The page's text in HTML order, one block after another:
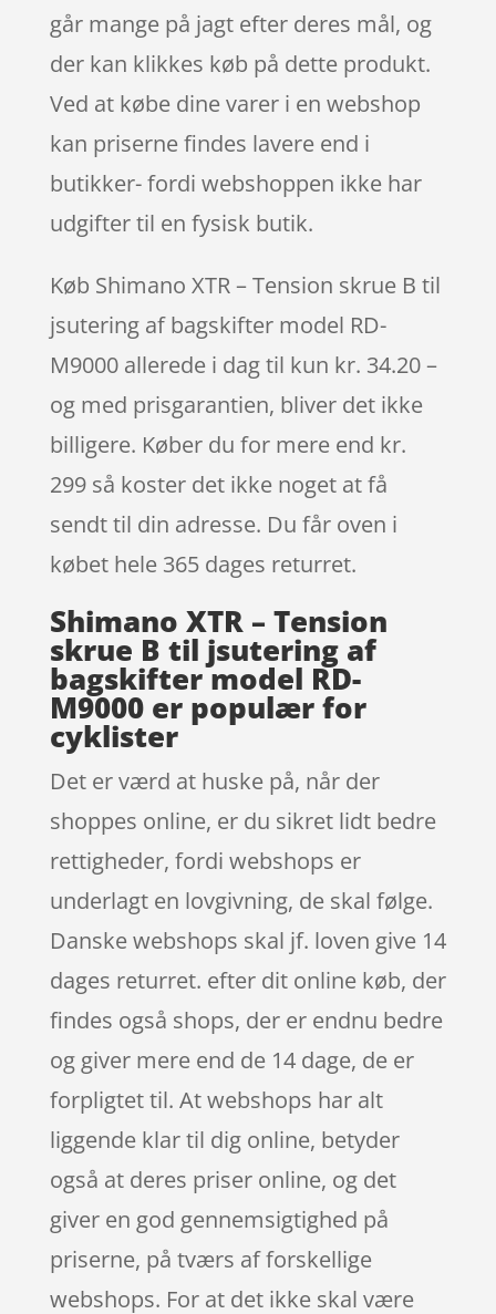
går mange på jagt efter deres mål, og
der kan klikkes køb på dette produkt.
Ved at købe dine varer i en webshop
kan priserne findes lavere end i
butikker- fordi webshoppen ikke har
udgifter til en fysisk butik.
Køb Shimano XTR – Tension skrue B til
jsutering af bagskifter model RD-
M9000 allerede i dag til kun kr. 34.20 –
og med prisgarantien, bliver det ikke
billigere. Køber du for mere end kr.
299 så koster det ikke noget at få
sendt til din adresse. Du får oven i
købet hele 365 dages returret.
Shimano XTR – Tension
skrue B til jsutering af
bagskifter model RD-
M9000 er populær for
cyklister
Det er værd at huske på, når der
shoppes online, er du sikret lidt bedre
rettigheder, fordi webshops er
underlagt en lovgivning, de skal følge.
Danske webshops skal jf. loven give 14
dages returret. efter dit online køb, der
findes også shops, der er endnu bedre
og giver mere end de 14 dage, de er
forpligtet til. At webshops har alt
liggende klar til dig online, betyder
også at deres priser online, og det
giver en god gennemsigtighed på
priserne, på tværs af forskellige
webshops. For at det ikke skal være